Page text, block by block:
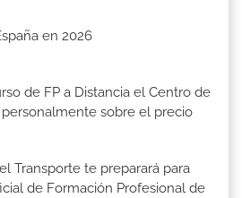
en 2026
de FP a Distancia el Centro de
sobre el precio
Transporte te preparará para
de Formación Profesional de